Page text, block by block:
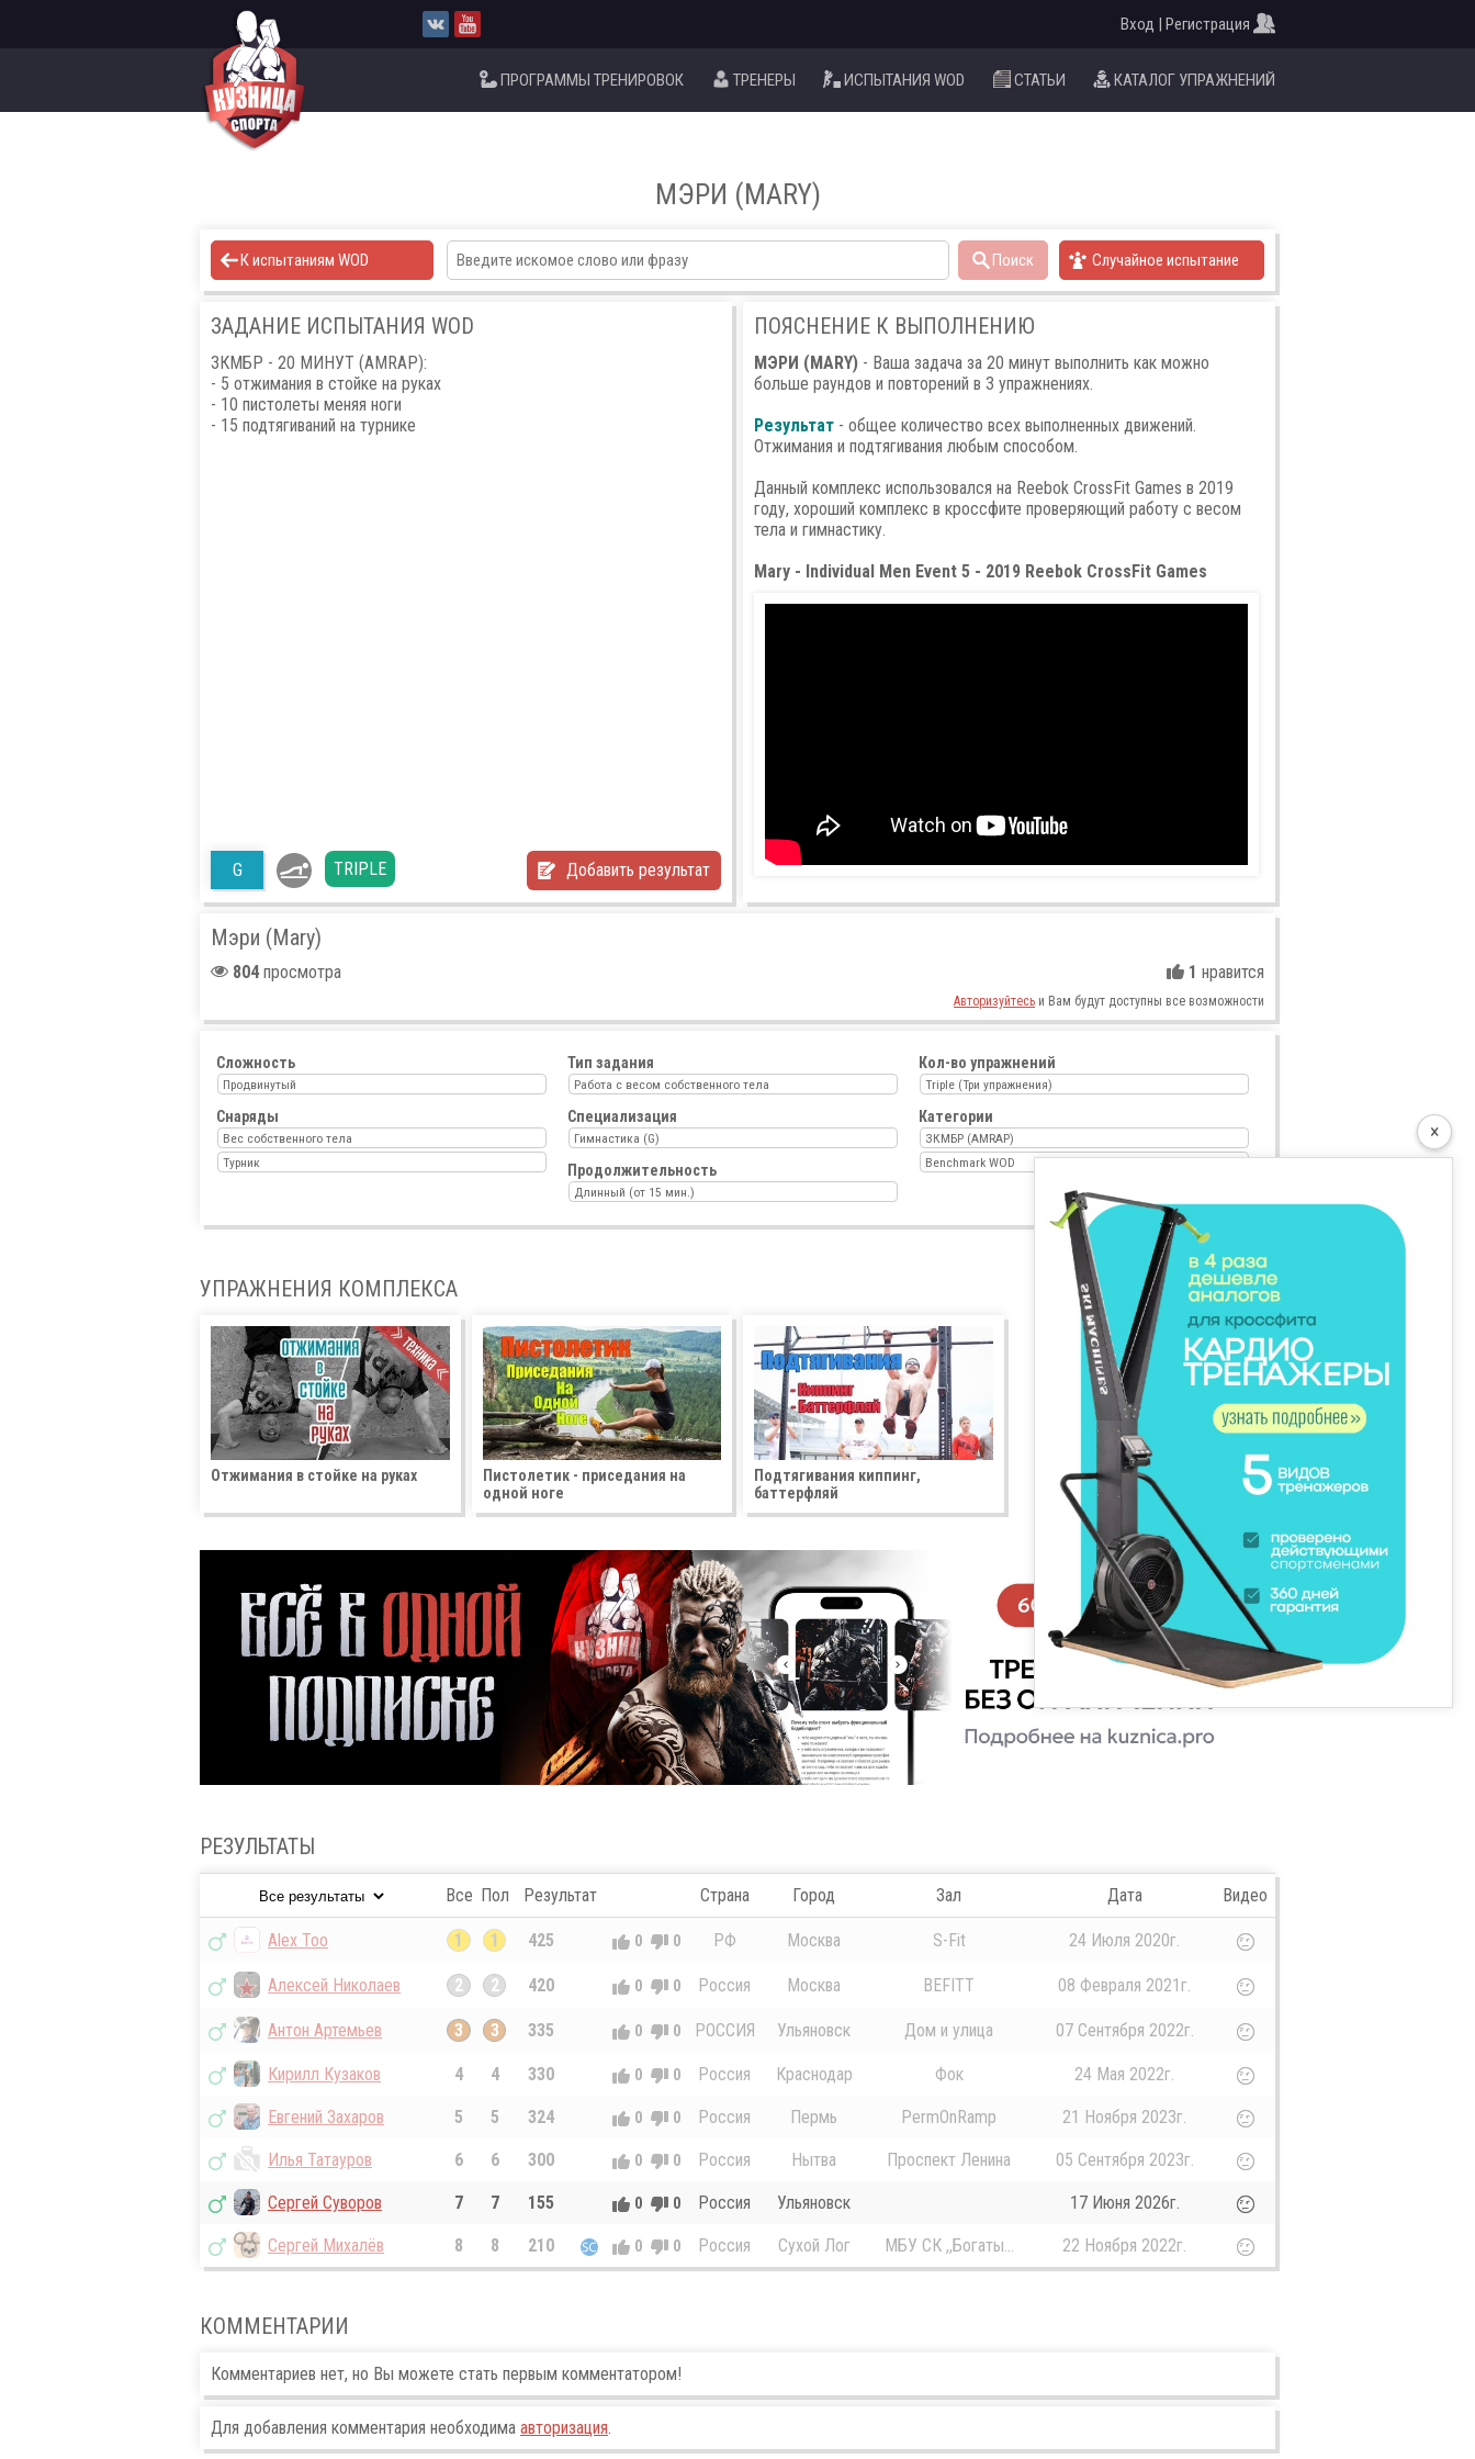
Вход | Регистрация
ПРОГРАММЫ ТРЕНИРОВОК ТРЕНЕРЫ ИСПЫТАНИЯ WOD СТАТЬИ КАТАЛОГ УПРАЖНЕНИЙ
МЭРИ (MARY)
К испытаниям WOD Поиск Случайное испытание
ЗАДАНИЕ ИСПЫТАНИЯ WOD
ЗКМБР - 20 МИНУТ (AMRAP):
- 5 отжимания в стойке на руках
- 10 пистолеты меняя ноги
- 15 подтягиваний на турнике
G TRIPLE Добавить результат
ПОЯСНЕНИЕ К ВЫПОЛНЕНИЮ
МЭРИ (MARY) - Ваша задача за 20 минут выполнить как можно
больше раундов и повторений в 3 упражнениях.
Результат - общее количество всех выполненных движений.
Отжимания и подтягивания любым способом.
Данный комплекс использовался на Reebok CrossFit Games в 2019
году, хороший комплекс в кроссфите проверяющий работу с весом
тела и гимнастику.
Mary - Individual Men Event 5 - 2019 Reebok CrossFit Games
Мэри (Mary)
804просмотра 1 нравится
Авторизуйтесь и Вам будут доступны все возможности
Сложность
Продвинутый
Снаряды
Вес собственного тела
Турник
Тип задания
Работа с весом собственного тела
Специализация
Гимнастика (G)
Продолжительность
Длинный (от 15 мин.)
Кол-во упражнений
Triple (Три упражнения)
Категории
ЗКМБР (AMRAP)
Benchmark WOD
УПРАЖНЕНИЯ КОМПЛЕКСА
Отжимания в стойке на руках
Пистолетик - приседания на
одной ноге
Подтягивания киппинг,
баттерфляй
РЕЗУЛЬТАТЫ
Все Пол Результат Страна Город Зал Дата Видео
Alex Too 1 1 425 0 0 РФ Москва S-Fit 24 Июля 2020г.
Алексей Николаев 2 2 420 0 0 Россия Москва BEFITT 08 Февраля 2021г.
Антон Артемьев 3 3 335 0 0 РОССИЯ Ульяновск Дом и улица 07 Сентября 2022г.
Кирилл Кузаков 4 4 330 0 0 Россия Краснодар Фок 24 Мая 2022г.
Евгений Захаров 5 5 324 0 0 Россия Пермь PermOnRamp 21 Ноября 2023г.
Илья Татауров 6 6 300 0 0 Россия Нытва Проспект Ленина 05 Сентября 2023г.
Сергей Суворов 7 7 155 0 0 Россия Ульяновск 17 Июня 2026г.
Сергей Михалёв 8 8 210 0 0 Россия Сухой Лог МБУ СК ,,Богаты... 22 Ноября 2022г.
КОММЕНТАРИИ
Комментариев нет, но Вы можете стать первым комментатором!
Для добавления комментария необходима авторизация.
×